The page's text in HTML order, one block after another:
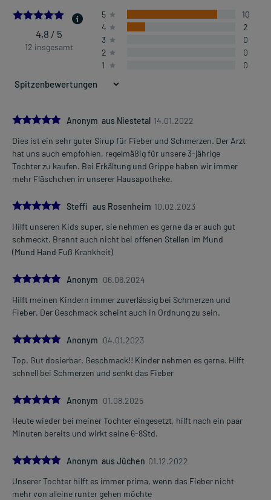
- Zahnschmerzen
- Regelschmerzen
- Fieber
Dosierung und Anwendungshinweise:
Kinder von 1-3 Jahren
2,5 ml
im Abstand von 6 Stunden, unabhängig von der Mahlzeit
Kinder von 4-5 Jahren
(mit 16-19 kg Körpergewicht)
1-3 mal täglich
Kinder von 6-9 Jahren
(mit 20-29 kg Körpergewicht)
1-3 mal täglich
im Abstand von 6 Stunden, unabhängig von der Mahlzeit
(mit 30-39 kg Körpergewicht)
5 ml
1-4 mal täglich
im Abstand von 6 Stunden, unabhängig von der Mahlzeit
Jugendliche ab 12 Jahren und Erwachsene
5-10 ml
1-4 mal täglich
im Abstand von 6 Stunden, unabhängig von der Mahlzeit
Die Gesamtdosis sollte nicht ohne Rücksprache mit einem Arzt
Mehr anzeigen
4.833333333333333
4,8 / 5
12 insgesamt
5
10
4
2
3
0
2
0
1
0
5.0Anonym aus Niestetal 14.01.2022
Dies ist ein sehr guter Sirup für Fieber und Schmerzen. Der Arzt
hat uns auch empfohlen, regelmäßig für unsere 3-jährige
Tochter zu kaufen. Bei Erkältung und Grippe haben wir immer
mehr Fläschchen in unserer Hausapotheke.
5.0
Steffi aus Rosenheim 10.02.2023
Hilft unseren Kids super, sie nehmen es gerne da er auch gut
schmeckt. Brennt auch nicht bei offenen Stellen im Mund
(Mund Hand Fuß Krankheit)
5.0Anonym 06.06.2024
Hilft meinen Kindern immer zuverlässig bei Schmerzen und
Fieber. Der Geschmack scheint auch in Ordnung zu sein.
5.0Anonym 04.01.2023
Top. Gut dosierbar. Geschmack!! Kinder nehmen es gerne. Hilft
schnell bei Schmerzen und senkt das Fieber
5.0Anonym 01.08.2025
Heute wieder bei meiner Tochter eingesetzt, hilft nach ein paar
Minuten bereits und wirkt seine 6-8Std.
5.0Anonym aus Jüchen 01.12.2022
Unserer Tochter hilft es immer prima, wenn das Fieber nicht
mehr von alleine runter gehen möchte